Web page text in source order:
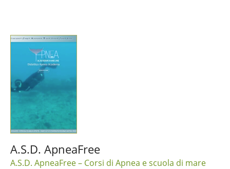
A.S.D. ApneaFree
A.S.D. ApneaFree – Corsi di Apnea e scuola di mare